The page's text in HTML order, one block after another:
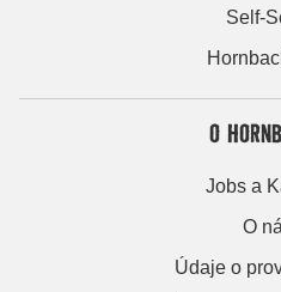
Self-
O
Jobs a
O
Údaje o